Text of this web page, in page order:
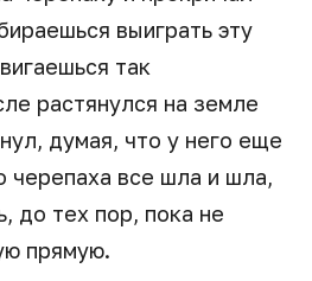
выиграть эту
так
растянулся на земле
думая, что у него еще
черепаха все шла и шла,
до тех пор, пока не
прямую.